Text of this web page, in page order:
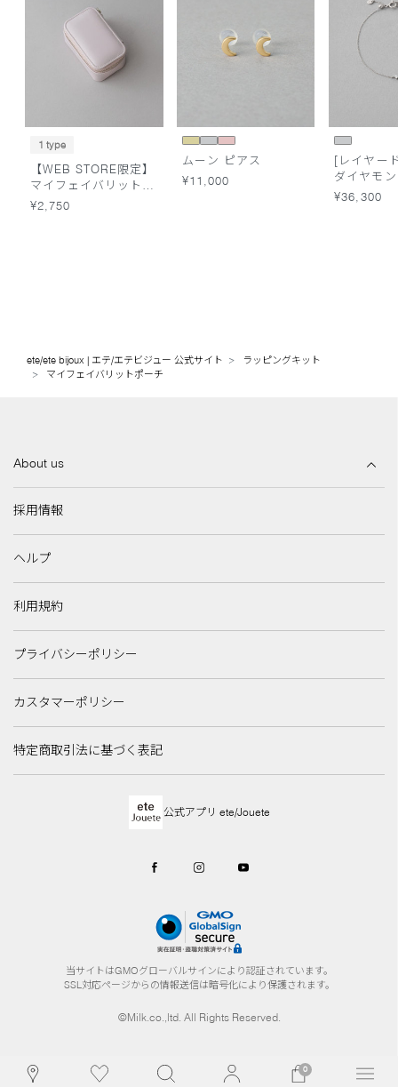
1 type
【WEB STORE限定】
マイフェイバリットポ
ーチ
¥2,750
ムーン ピアス
¥11,000
[レイヤー
ダイヤモ
レット
¥36,300
ete/ete bijoux | エテ/エテビジュー 公式サイト
ラッピングキット
マイフェイバリットポーチ
About us
採用情報
ヘルプ
利用規約
プライバシーポリシー
カスタマーポリシー
特定商取引法に基づく表記
公式アプリ ete/Jouete
当サイトはGMOグローバルサインにより認証されています。
SSL対応ページからの情報送信は暗号化により保護されます。
©Milk.co.,ltd. All Rights Reserved.
0